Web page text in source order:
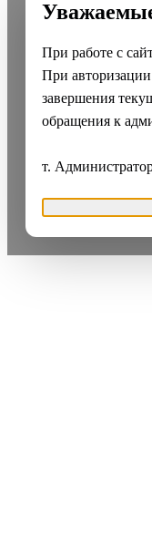
При работе с
При
завершения
обращения к
т.